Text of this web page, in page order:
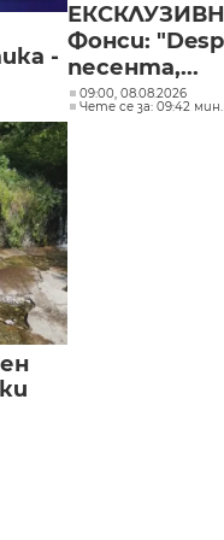
-
Фонси:
песента,...
09:00, 08.08.2026
Чете се за: 09:42 мин.